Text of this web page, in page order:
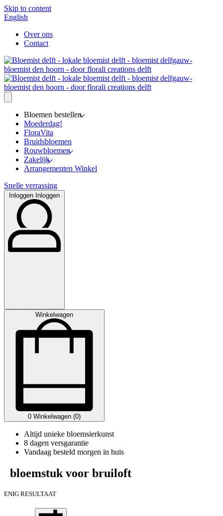
Skip to content
English
Over ons
Contact
Bloemen bestellen
Moederdag!
FloraVita
Bruidsbloemen
Rouwbloemen
Zakelijk
Arrangementen Winkel
Snelle verrassing
Inloggen Inloggen
Winkelwagen
0 Winkelwagen (0)
Altijd unieke bloemsierkunst
8 dagen versgarantie
Vandaag besteld morgen in huis
bloemstuk voor bruiloft
ENIG RESULTAAT